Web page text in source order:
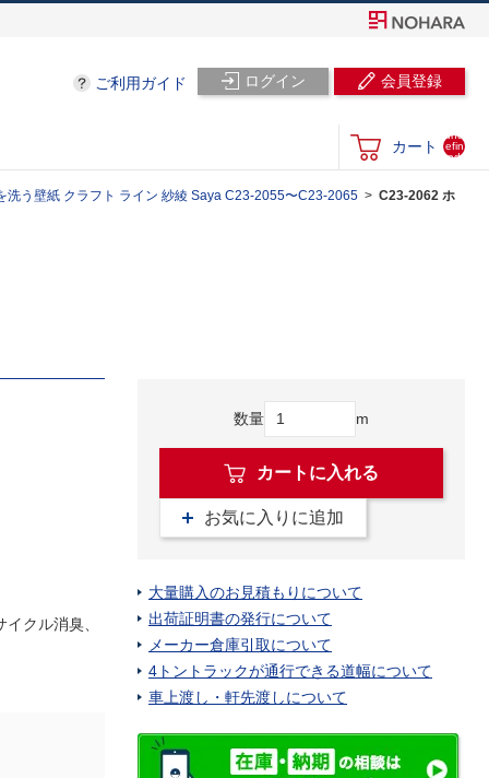
ログイン 会員登録
ご利用ガイド
カート
und
efin
ed
洗う壁紙 クラフト ライン 紗綾 Saya C23-2055〜C23-2065
C23-2062 ホ
イクル消臭、
数量 m
カートに入れる
お気に入りに追加
大量購入のお見積もりについて
出荷証明書の発行について
メーカー倉庫引取について
4トントラックが通行できる道幅について
車上渡し・軒先渡しについて